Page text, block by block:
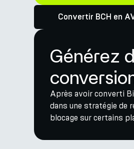
Convertir BCH en
Générez
Après avoir converti
dans une stratégie de
blocage sur certains